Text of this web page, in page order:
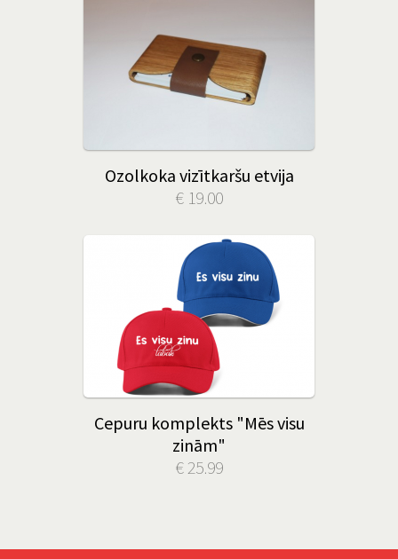
Ozolkoka vizītkaršu etvija
€ 19.00
Cepuru komplekts "Mēs visu
zinām"
€ 25.99